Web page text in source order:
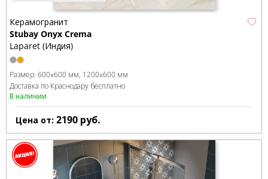
Керамогранит
Stubay Onyx Crema
Laparet (Индия)
Размер: 600x600 мм 1200x600 мм
Доставка по Краснодару бесплатно
В наличии
Цена от: 2190 руб.